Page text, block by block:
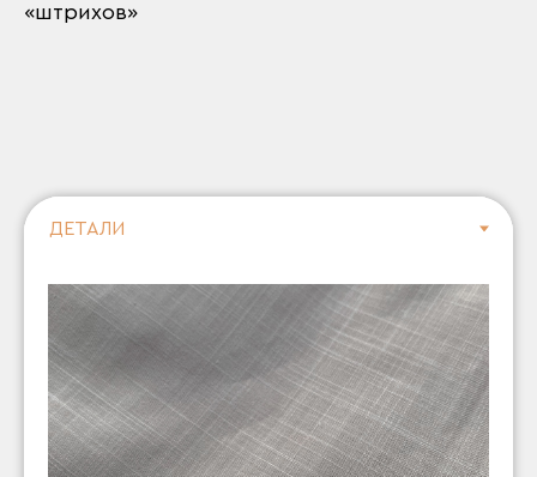
«штрихов»